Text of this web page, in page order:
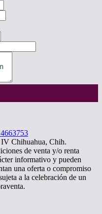
Chihuahua, Chih.
de venta y/o renta
informativo y pueden
una oferta o compromiso
a la celebración de un